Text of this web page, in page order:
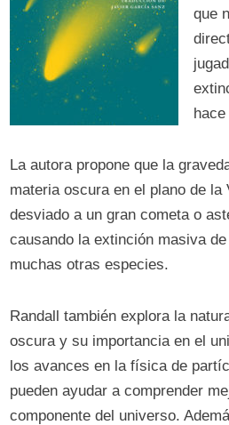
que
La autora propone que la
materia oscura en el plano de la
desviado a un gran cometa o
causando la extinción masiva
muchas otras especies.
Randall también explora la
oscura y su importancia en el
los avances en la física de
pueden ayudar a comprender
componente del universo.